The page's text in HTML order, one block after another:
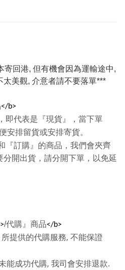
寄回港, 但有機會因為運輸途中,
美觀, 介意者請不要落單***
</b>
即代表是『現貨』，當下單
安排留貨或安排寄貨。
『訂購』的商品，我們會夾齊
開出貨，請分開下單，以免延
/代購』商品</b>
所提供的代購服務, 不能保證
能成功代購, 我司會安排退款.